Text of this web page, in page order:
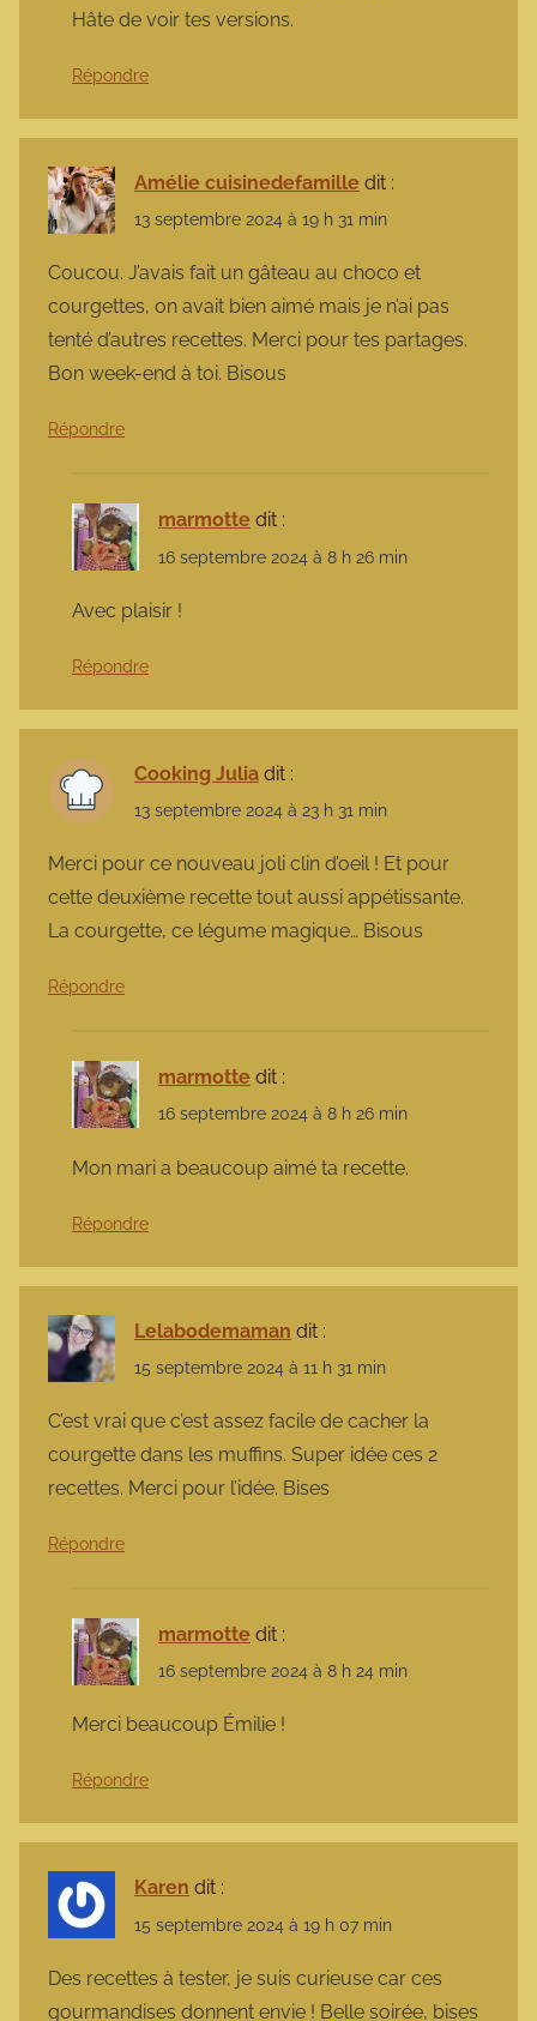
Hâte de voir tes versions.
Répondre
Amélie cuisinedefamille dit :
13 septembre 2024 à 19 h 31 min
Coucou. J’avais fait un gâteau au choco et
courgettes, on avait bien aimé mais je n’ai pas
tenté d’autres recettes. Merci pour tes partages.
Bon week-end à toi. Bisous
Répondre
marmotte dit :
16 septembre 2024 à 8 h 26 min
Avec plaisir !
Répondre
Cooking Julia dit :
13 septembre 2024 à 23 h 31 min
Merci pour ce nouveau joli clin d’oeil ! Et pour
cette deuxième recette tout aussi appétissante.
La courgette, ce légume magique… Bisous
Répondre
marmotte dit :
16 septembre 2024 à 8 h 26 min
Mon mari a beaucoup aimé ta recette.
Répondre
Lelabodemaman dit :
15 septembre 2024 à 11 h 31 min
C’est vrai que c’est assez facile de cacher la
courgette dans les muffins. Super idée ces 2
recettes. Merci pour l’idée. Bises
Répondre
marmotte dit :
16 septembre 2024 à 8 h 24 min
Merci beaucoup Émilie !
Répondre
Karen dit :
15 septembre 2024 à 19 h 07 min
Des recettes à tester, je suis curieuse car ces
gourmandises donnent envie ! Belle soirée, bises